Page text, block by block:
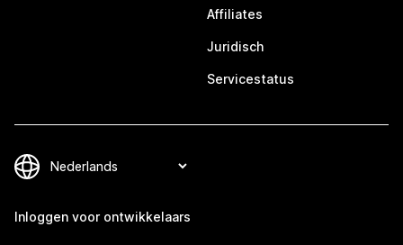
Affiliates
Juridisch
Servicestatus
Inloggen voor ontwikkelaars